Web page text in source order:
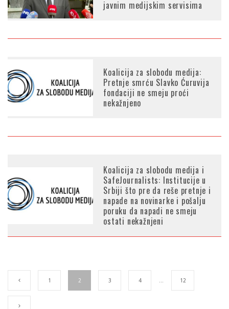
javnim medijskim servisima
Koalicija za slobodu medija:
Pretnje smrću Slavko Ćuruvija
fondaciji ne smeju proći
nekažnjeno
Koalicija za slobodu medija i
SafeJournalists: Institucije u
Srbiji što pre da reše pretnje i
napade na novinarke i pošalju
poruku da napadi ne smeju
ostati nekažnjeni
1 2 3 4 … 12